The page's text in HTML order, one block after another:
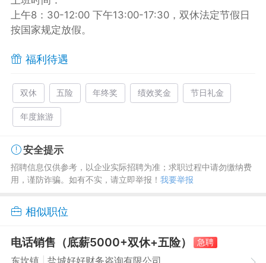
上午8：30-12:00 下午13:00-17:30，双休法定节假日
按国家规定放假。
福利待遇
双休 五险 年终奖 绩效奖金 节日礼金
年度旅游
安全提示
招聘信息仅供参考，以企业实际招聘为准；求职过程中请勿缴纳费
用，谨防诈骗。如有不实，请立即举报！ 我要举报
相似职位
电话销售（底薪5000+双休+五险）
急聘